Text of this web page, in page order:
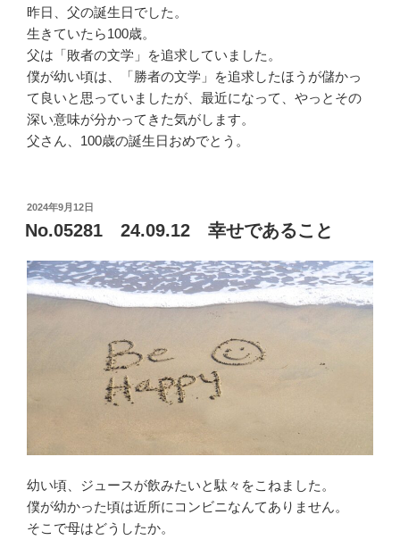
昨日、父の誕生日でした。
生きていたら100歳。
父は「敗者の文学」を追求していました。
僕が幼い頃は、「勝者の文学」を追求したほうが儲かっ
て良いと思っていましたが、最近になって、やっとその
深い意味が分かってきた気がします。
父さん、100歳の誕生日おめでとう。
投
稿
日:
2024年9月12日
No.05281 24.09.12 幸せであること
幼い頃、ジュースが飲みたいと駄々をこねました。
僕が幼かった頃は近所にコンビニなんてありません。
そこで母はどうしたか。